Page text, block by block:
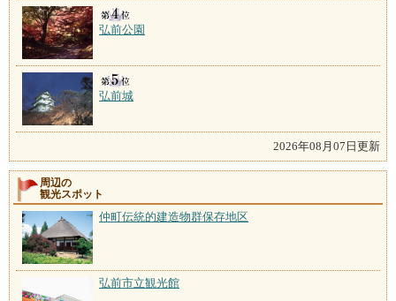
弘前公園
弘前城
2026年08月07日更新
周辺の
観光スポット
仲町伝統的建造物群保存地区
弘前市立観光館